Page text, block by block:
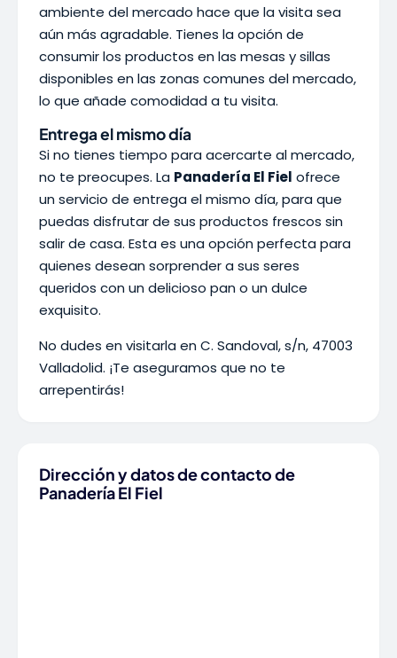
ambiente del mercado hace que la visita sea
aún más agradable. Tienes la opción de
consumir los productos en las mesas y sillas
disponibles en las zonas comunes del mercado,
lo que añade comodidad a tu visita.
Entrega el mismo día
Si no tienes tiempo para acercarte al mercado,
no te preocupes. La Panadería El Fiel ofrece
un servicio de entrega el mismo día, para que
puedas disfrutar de sus productos frescos sin
salir de casa. Esta es una opción perfecta para
quienes desean sorprender a sus seres
queridos con un delicioso pan o un dulce
exquisito.
No dudes en visitarla en C. Sandoval, s/n, 47003
Valladolid. ¡Te aseguramos que no te
arrepentirás!
Dirección y datos de contacto de
Panadería El Fiel